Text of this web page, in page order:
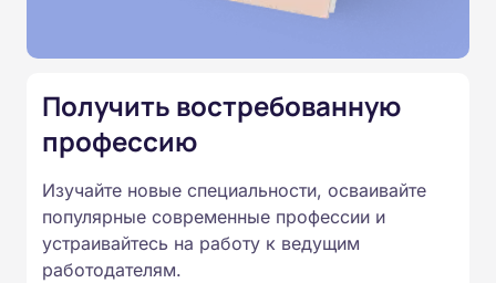
Подготовка ведется по всем
России от 14.07.2023 N 534 в
соответствии с Федеральными
образовательными стандартами
профессионального образования.
Удостоверения и дипломы о
Получить востребованную
профессию
Изучайте новые специальности, осваивайте
популярные современные профессии и
устраивайтесь на работу к ведущим
работодателям.